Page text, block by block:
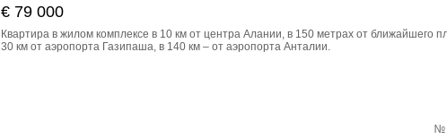
€ 79 000
Квартира в жилом комплексе в 10 км от центра Алании, в 150 метрах от ближайшего
30 км от аэропорта Газипаша, в 140 км – от аэропорта Анталии.
№